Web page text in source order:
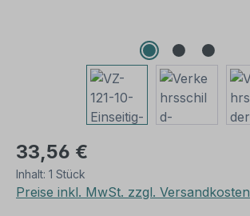
33,56 €
Inhalt: 1 Stück
Preise inkl. MwSt. zzgl. Versandkosten